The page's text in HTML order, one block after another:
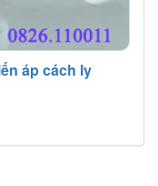
áp cách ly